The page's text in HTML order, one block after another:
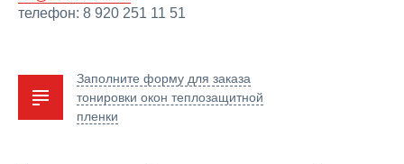
телефон: 8 920 251 11 51
Заполните форму для заказа
тонировки окон теплозащитной
пленки